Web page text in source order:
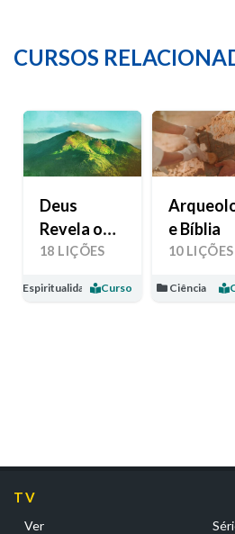
CURSOS
Deus
Revela o
Seu Amor
18 LIÇÕES
Espiritualidade Curso
e Bíblia
10 LIÇÕES
Ciência
TV
Ver